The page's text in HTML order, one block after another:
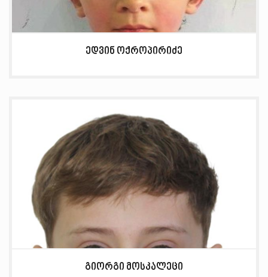
ედვინ ოქროპირიძე
გიორგი მოსკალეცი